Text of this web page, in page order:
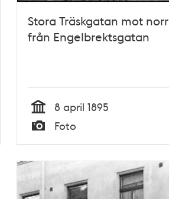
Stora Träskgatan mot norr
från Engelbrektsgatan
Tid
8 april 1895
Typ
Foto